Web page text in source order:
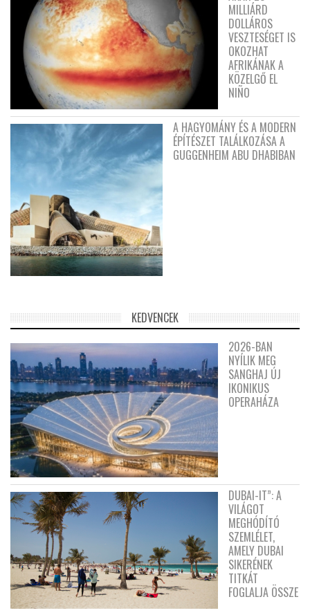
MILLIÁRD
DOLLÁROS
VESZTESÉGET IS
OKOZHAT
AFRIKÁNAK A
KÖZELGŐ EL
NIÑO
A HAGYOMÁNY ÉS A MODERN
ÉPÍTÉSZET TALÁLKOZÁSA A
GUGGENHEIM ABU DHABIBAN
KEDVENCEK
2026-BAN
NYÍLIK MEG
SANGHAJ ÚJ
IKONIKUS
OPERAHÁZA
DUBAI-IT”: A
VILÁGOT
MEGHÓDÍTÓ
SZEMLÉLET,
AMELY DUBAI
SIKERÉNEK
TITKÁT
FOGLALJA ÖSSZE